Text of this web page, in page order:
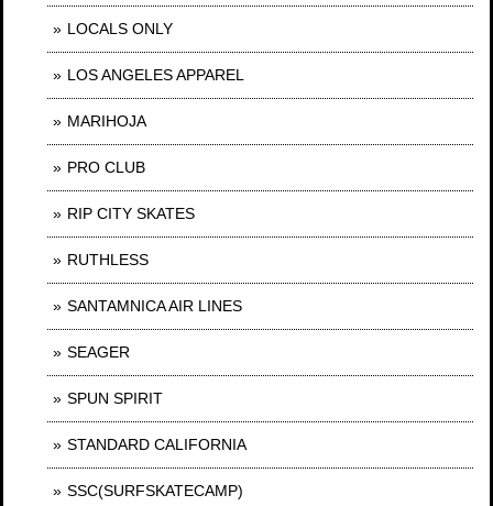
LOCALS ONLY
LOS ANGELES APPAREL
MARIHOJA
PRO CLUB
RIP CITY SKATES
RUTHLESS
SANTAMNICA AIR LINES
SEAGER
SPUN SPIRIT
STANDARD CALIFORNIA
SSC(SURFSKATECAMP)